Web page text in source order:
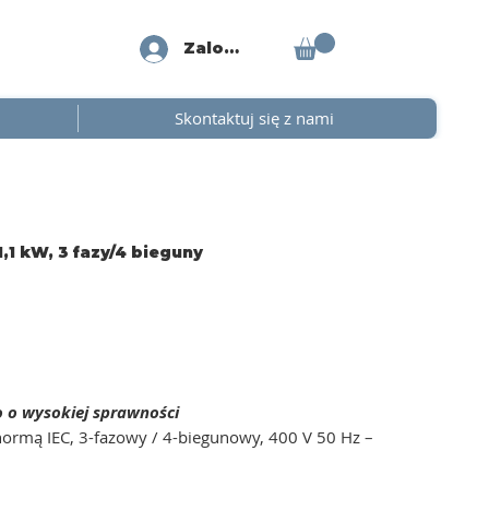
Zaloguj się
Skontaktuj się z nami
kW, 3 fazy/4 bieguny
o wysokiej sprawności
IEC, 3-fazowy / 4-biegunowy, 400 V 50 Hz –